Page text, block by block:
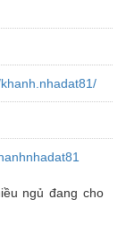
ngủ đang cho